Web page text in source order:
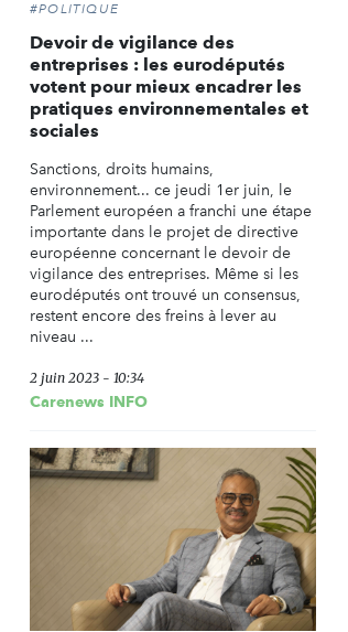
#POLITIQUE
Devoir de vigilance des
entreprises : les eurodéputés
votent pour mieux encadrer les
pratiques environnementales et
sociales
Sanctions, droits humains,
environnement... ce jeudi 1er juin, le
Parlement européen a franchi une étape
importante dans le projet de directive
européenne concernant le devoir de
vigilance des entreprises. Même si les
eurodéputés ont trouvé un consensus,
restent encore des freins à lever au
niveau ...
2 juin 2023 - 10:34
Carenews INFO